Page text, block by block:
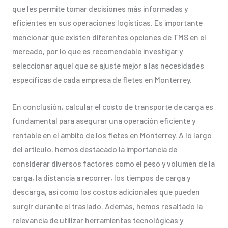
que les permite tomar decisiones más informadas y
eficientes en sus operaciones logísticas. Es importante
mencionar que existen diferentes opciones de TMS en el
mercado, por lo que es recomendable investigar y
seleccionar aquel que se ajuste mejor a las necesidades
específicas de cada empresa de fletes en Monterrey.
En conclusión, calcular el costo de transporte de carga es
fundamental para asegurar una operación eficiente y
rentable en el ámbito de los fletes en Monterrey. A lo largo
del artículo, hemos destacado la importancia de
considerar diversos factores como el peso y volumen de la
carga, la distancia a recorrer, los tiempos de carga y
descarga, así como los costos adicionales que pueden
surgir durante el traslado. Además, hemos resaltado la
relevancia de utilizar herramientas tecnológicas y